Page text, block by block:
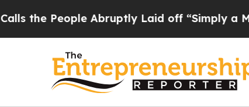
Abruptly Laid off “Simply a Math Problem